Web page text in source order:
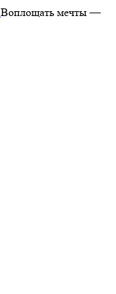
Воплощать мечты —